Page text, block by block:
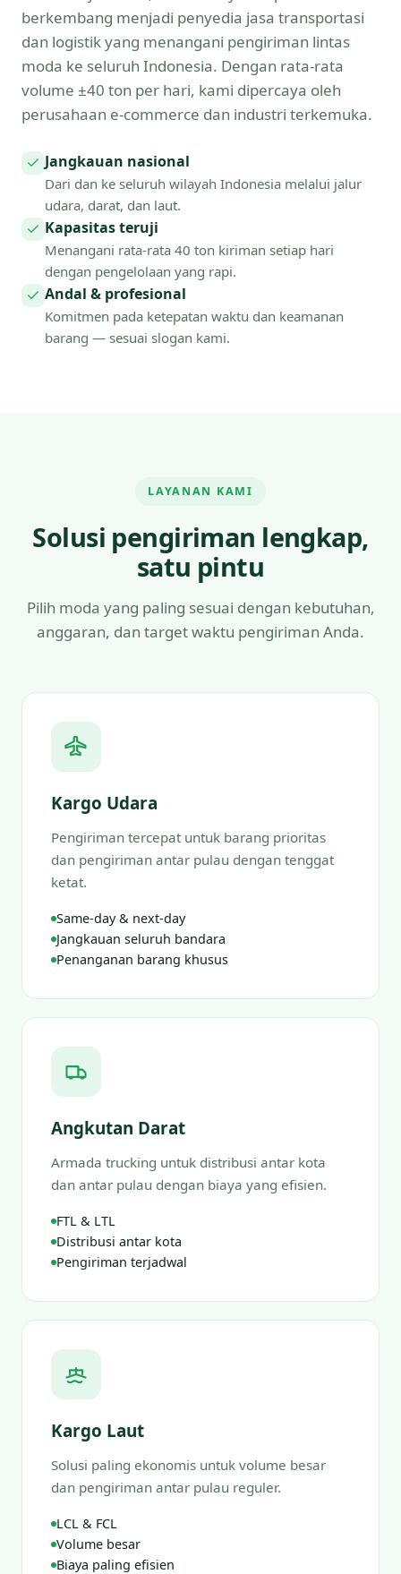
berkembang menjadi penyedia jasa transportasi
dan logistik yang menangani pengiriman lintas
moda ke seluruh Indonesia. Dengan rata-rata
volume ±40 ton per hari, kami dipercaya oleh
perusahaan e-commerce dan industri terkemuka.
Jangkauan nasional
Dari dan ke seluruh wilayah Indonesia melalui jalur
udara, darat, dan laut.
Kapasitas teruji
Menangani rata-rata 40 ton kiriman setiap hari
dengan pengelolaan yang rapi.
Andal & profesional
Komitmen pada ketepatan waktu dan keamanan
barang — sesuai slogan kami.
LAYANAN KAMI
Solusi pengiriman lengkap,
satu pintu
Pilih moda yang paling sesuai dengan kebutuhan,
anggaran, dan target waktu pengiriman Anda.
Kargo Udara
Pengiriman tercepat untuk barang prioritas
dan pengiriman antar pulau dengan tenggat
ketat.
Same-day & next-day
Jangkauan seluruh bandara
Penanganan barang khusus
Angkutan Darat
Armada trucking untuk distribusi antar kota
dan antar pulau dengan biaya yang efisien.
FTL & LTL
Distribusi antar kota
Pengiriman terjadwal
Kargo Laut
Solusi paling ekonomis untuk volume besar
dan pengiriman antar pulau reguler.
LCL & FCL
Volume besar
Biaya paling efisien